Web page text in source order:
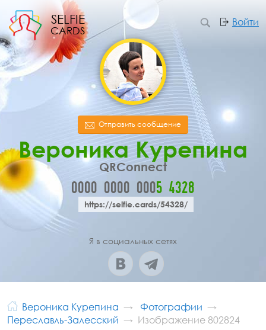
SELFIE
CARDS
Войти
Отправить сообщение
Вероника Курепина
QRConnect
0000 0000 0005 4328
https://selfie.cards/54328/
Я в социальных сетях
Вероника Курепина
Фотографии
Переславль-Залесский
Изображение 802824